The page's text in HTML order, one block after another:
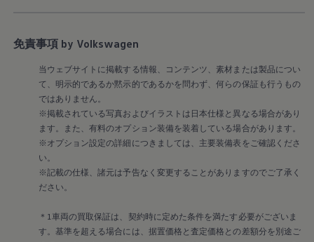
免責事項 by Volkswagen
当ウェブサイトに掲載する情報、コンテンツ、素材または製品につい
て、明示的であるか黙示的であるかを問わず、何らの保証も行うもの
ではありません。
※掲載されている写真およびイラストは日本仕様と異なる場合があり
ます。また、有料のオプション装備を装着している場合があります。
※オプション設定の詳細につきましては、主要装備表をご確認くださ
い。
※記載の仕様、諸元は予告なく変更することがありますのでご了承く
ださい。
＊1車両の買取保証は、契約時に定めた条件を満たす必要がございま
す。基準を超える場合には、据置価格と査定価格との差額分を別途ご